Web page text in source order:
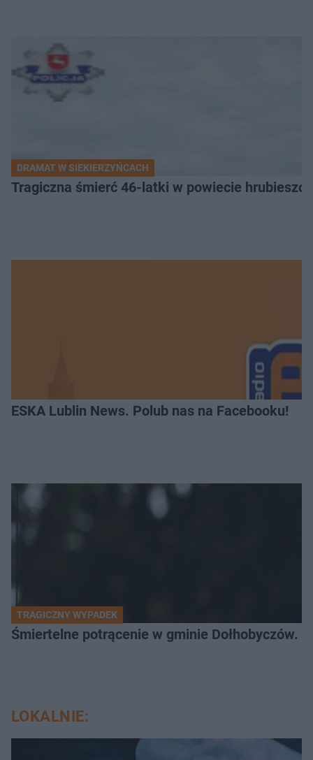
DRAMAT W SIEKIERZYŃCACH
Tragiczna śmierć 46-latki w powiecie
ESKA Lublin News. Polub nas na Facebooku!
TRAGICZNY WYPADEK
Śmiertelne potrącenie w gminie Dołhobyczów.
LOKALNIE: